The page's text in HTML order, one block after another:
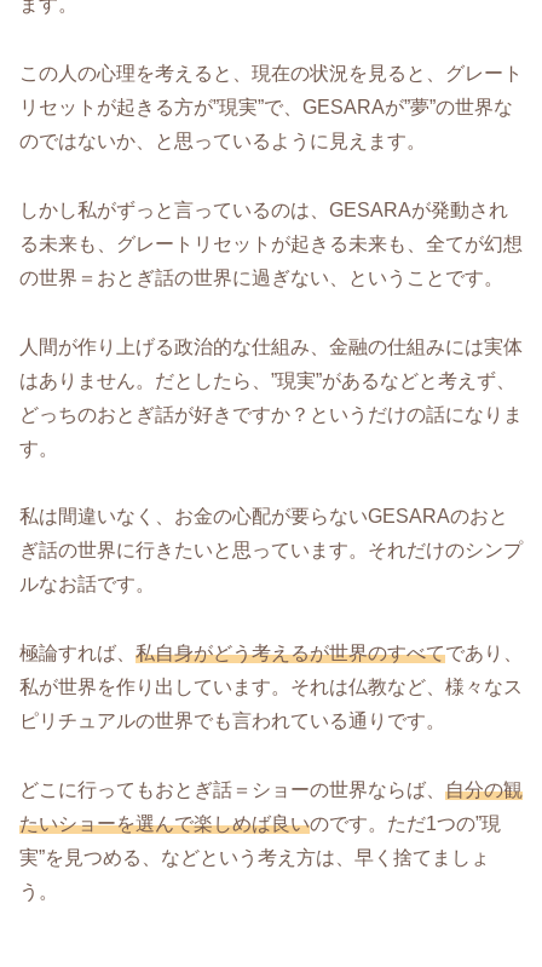
ます。
この人の心理を考えると、現在の状況を見ると、グレート
リセットが起きる方が”現実”で、GESARAが”夢”の世界な
のではないか、と思っているように見えます。
しかし私がずっと言っているのは、GESARAが発動され
る未来も、グレートリセットが起きる未来も、全てが幻想
の世界＝おとぎ話の世界に過ぎない、ということです。
人間が作り上げる政治的な仕組み、金融の仕組みには実体
はありません。だとしたら、”現実”があるなどと考えず、
どっちのおとぎ話が好きですか？というだけの話になりま
す。
私は間違いなく、お金の心配が要らないGESARAのおと
ぎ話の世界に行きたいと思っています。それだけのシンプ
ルなお話です。
極論すれば、 私自身がどう考えるが世界のすべてであり、
私が世界を作り出しています。それは仏教など、様々なス
ピリチュアルの世界でも言われている通りです。
どこに行ってもおとぎ話＝ショーの世界ならば、 自分の観
たいショーを選んで楽しめば良いのです。ただ1つの”現
実”を見つめる、などという考え方は、早く捨てましょ
う。